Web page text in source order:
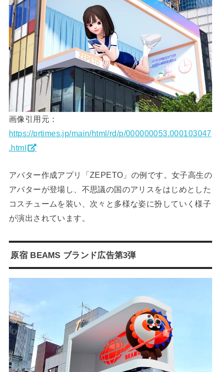
画像引用元：
https://prtimes.jp/main/html/rd/p/000000053.000103047
.html
アバター作成アプリ「ZEPETO」の例です。女子高生の
アバターが登場し、不思議の国のアリスをはじめとした
コスチュームを装い、次々と多様な姿に扮していく様子
が演出されています。
原宿 BEAMS ブランド広告第3弾